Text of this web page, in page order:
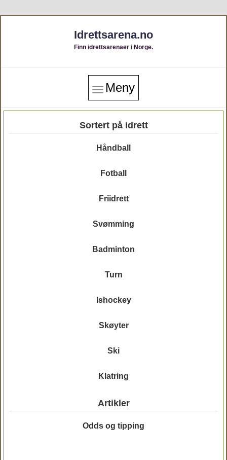
Idrettsarena.no
Finn idrettsarenaer i Norge.
Meny
Sortert på idrett
Håndball
Fotball
Friidrett
Svømming
Badminton
Turn
Ishockey
Skøyter
Ski
Klatring
Artikler
Odds og tipping